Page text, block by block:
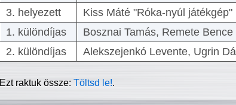
3. helyezett
Kiss Máté "Róka-nyúl játékgép"
1. különdíjas
Bosznai Tamás, Remete
2. különdíjas
Alekszejenkó Levente, Ugrin
Ezt raktuk össze:Töltsd le!.